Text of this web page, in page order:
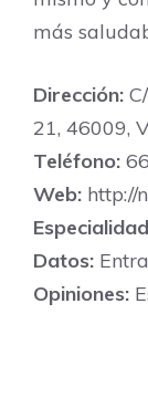
más
Dirección:
21, 46009,
Teléfono:
Web: http://
Datos:
Opiniones: